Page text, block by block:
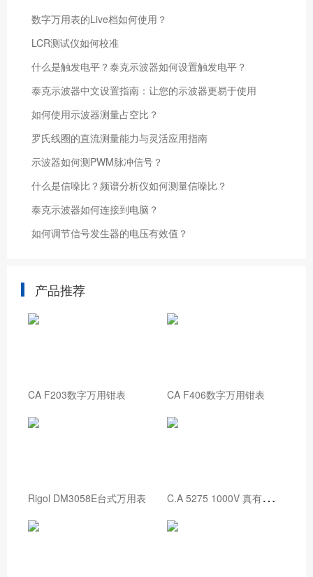
数字万用表的Live档如何使用？
LCR测试仪如何校准
什么是触发电平？泰克示波器如何设置触发电平？
泰克示波器中文设置指南：让您的示波器更易于使用
如何使用示波器测量占空比？
罗氏线圈的直流测量能力与灵活应用指南
示波器如何测PWM脉冲信号？
什么是信噪比？频谱分析仪如何测量信噪比？
泰克示波器如何连接到电脑？
如何调节信号发生器的电压有效值？
产品推荐
CA F203数字万用钳表 CA F406数字万用钳表
Rigol DM3058E台式万用表 C
.A 5275 1000V 真有效值数字万用表